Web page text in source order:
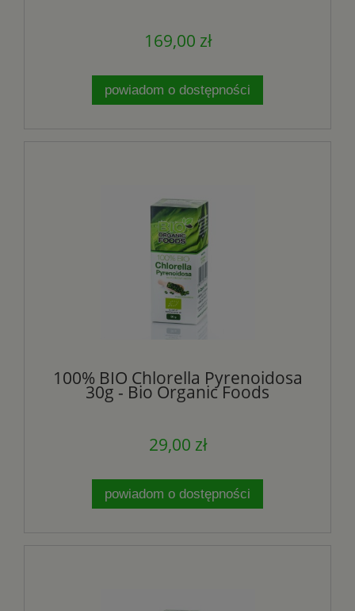
169,00 zł
powiadom o dostępności
100% BIO Chlorella Pyrenoidosa
30g - Bio Organic Foods
29,00 zł
powiadom o dostępności